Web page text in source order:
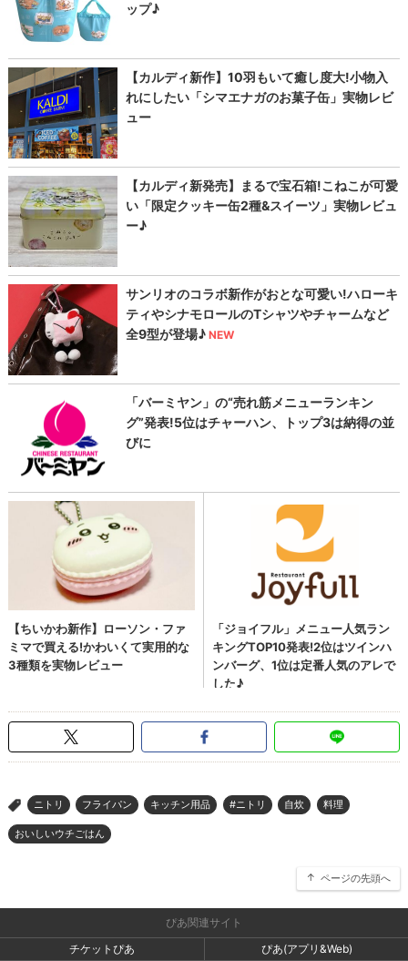
> ニトリ フライパン キッチン用品 #ニトリ 自炊 料理
おいしいウチごはん
ページの先頭へ
ぴあ関連サイト
チケットぴあ
ぴあ(アプリ&Web)